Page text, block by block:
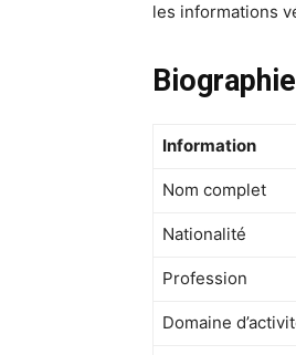
les informations
Information
Nom complet
Nationalité
Profession
Domaine